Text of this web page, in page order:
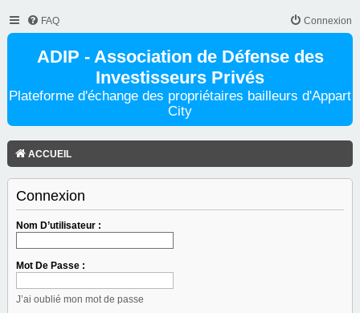
FAQ Connexion
ADIP - Association de Défense des
Investisseurs Privés
Plateforme d'échange des propriétaires bailleurs d'Appart
City
ACCUEIL
Connexion
Nom D’utilisateur :
Mot De Passe :
J’ai oublié mon mot de passe